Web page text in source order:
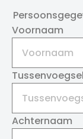
Voornaam
Tussenvoegsel
Achternaam